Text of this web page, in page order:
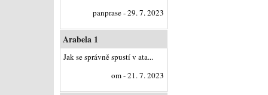
panprase - 29. 7. 2023
Arabela 1
Jak se správně spustí v ata...
om - 21. 7. 2023